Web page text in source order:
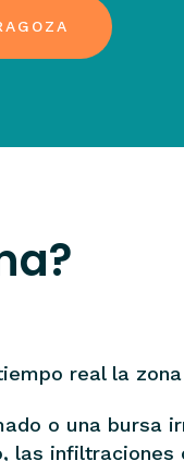
real la
o una bursa
las